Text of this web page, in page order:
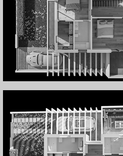
Casa na Lagoa de